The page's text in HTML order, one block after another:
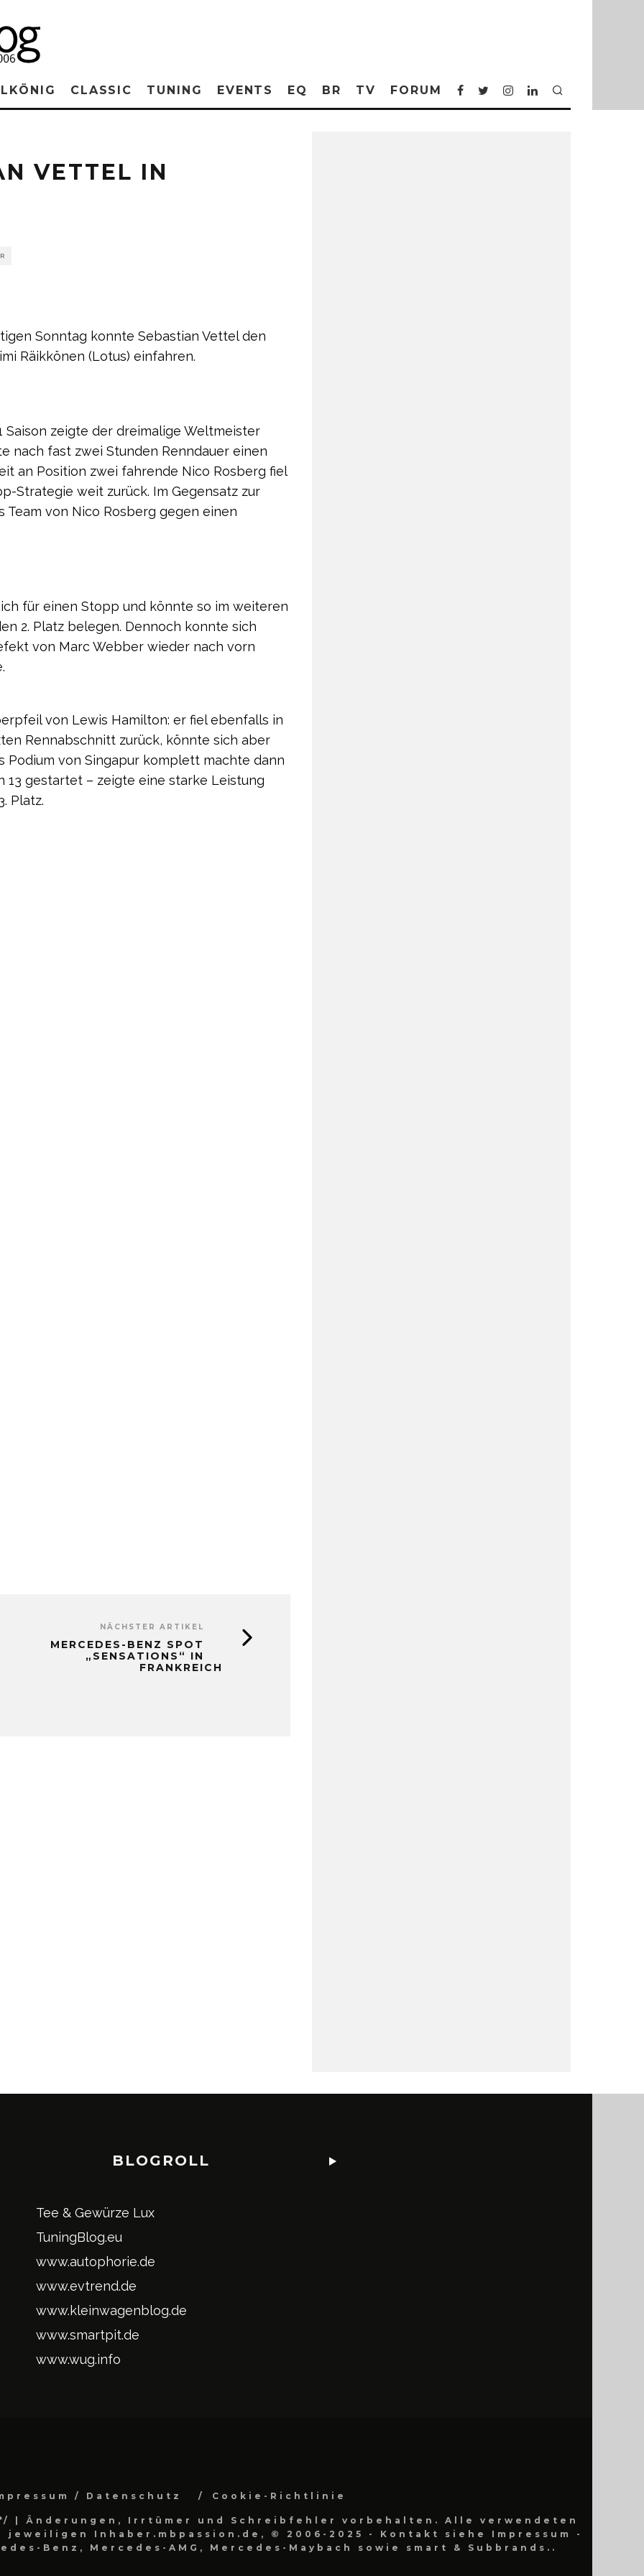
CLASSIC TUNING EVENTS EQ BR TV FORUM
VETTEL IN
Sonntag konnte Sebastian Vettel den
Räikkönen (Lotus) einfahren.
zeigte der dreimalige Weltmeister
nach fast zwei Stunden Renndauer einen
an Position zwei fahrende Nico Rosberg fiel
Strategie weit zurück. Im Gegensatz zur
Team von Nico Rosberg gegen einen
für einen Stopp und könnte so im weiteren
2. Platz belegen. Dennoch konnte sich
von Marc Webber wieder nach vorn
von Lewis Hamilton: er fiel ebenfalls in
Rennabschnitt zurück, könnte sich aber
Podium von Singapur komplett machte dann
13 gestartet – zeigte eine starke Leistung
Platz.
NÄCHSTER ARTIKEL
MERCEDES-BENZ SPOT
„SENSATIONS“ IN
FRANKREICH
BLOGROLL
Tee & Gewürze Lux
TuningBlog.eu
www.autophorie.de
www.evtrend.de
www.kleinwagenblog.de
www.smartpit.de
www.wug.info
/ Datenschutz Cookie-Richtlinie
| Änderungen, Irrtümer und Schreibfehler vorbehalten. Alle verwendeten
Inhaber.mbpassion.de, © 2006-2025 - Kontakt siehe Impressum -
Benz, Mercedes-AMG, Mercedes-Maybach sowie smart & Subbrands..